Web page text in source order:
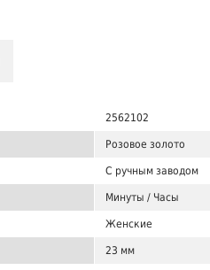
2562102
Розовое золото
С ручным заводом
Минуты / Часы
Женские
23 мм